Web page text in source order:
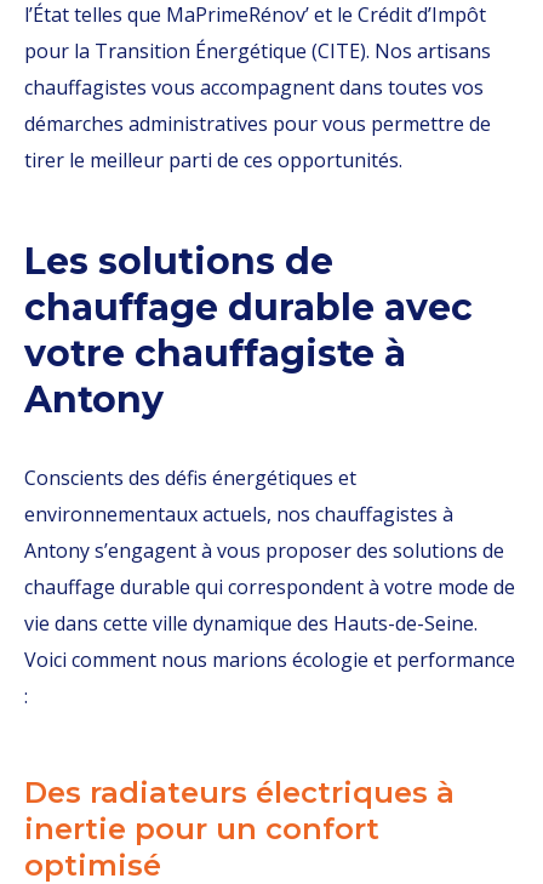
l’État telles que MaPrimeRénov’ et le Crédit d’Impôt
pour la Transition Énergétique (CITE). Nos artisans
chauffagistes vous accompagnent dans toutes vos
démarches administratives pour vous permettre de
tirer le meilleur parti de ces opportunités.
Les solutions de
chauffage durable avec
votre chauffagiste à
Antony
Conscients des défis énergétiques et
environnementaux actuels, nos chauffagistes à
Antony s’engagent à vous proposer des solutions de
chauffage durable qui correspondent à votre mode de
vie dans cette ville dynamique des Hauts-de-Seine.
Voici comment nous marions écologie et performance
:
Des radiateurs électriques à
inertie pour un confort
optimisé